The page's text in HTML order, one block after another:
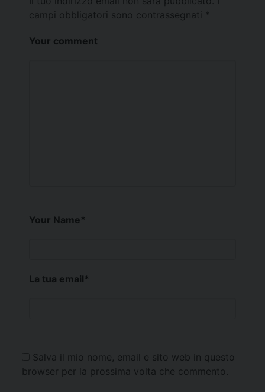
campi obbligatori sono contrassegnati *
Your comment
Your Name*
La tua email*
Salva il mio nome, email e sito web in questo
browser per la prossima volta che commento.